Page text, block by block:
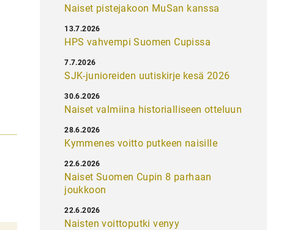
Naiset pistejakoon MuSan kanssa
HPS vahvempi Suomen Cupissa
13.7.2026
SJK-junioreiden uutiskirje kesä 2026
7.7.2026
Naiset valmiina historialliseen otteluun
30.6.2026
Kymmenes voitto putkeen naisille
28.6.2026
Naiset Suomen Cupin 8 parhaan
joukkoon
22.6.2026
Naisten voittoputki venyy
22.6.2026